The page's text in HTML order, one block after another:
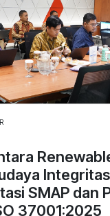
SMAP dan
37001:2025